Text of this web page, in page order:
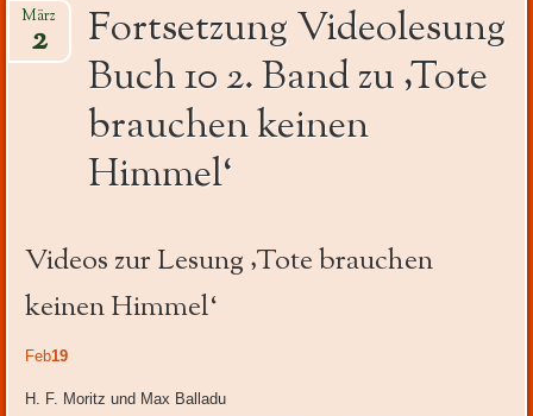
zum
Fortsetzung Videolesung
Buch 10 2. Band zu ‚Tote
brauchen keinen
Himmel‘
März
2
Videos zur Lesung ‚Tote brauchen
keinen Himmel‘
Feb19
H. F. Moritz und Max Balladu